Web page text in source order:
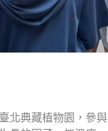
北典藏植物園，參